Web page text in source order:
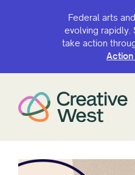
Federal arts
evolving rapidly.
take action